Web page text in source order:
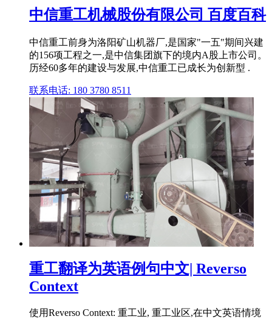
中信重工机械股份有限公司 百度百科
中信重工前身为洛阳矿山机器厂,是国家"一五"期间兴建
的156项工程之一,是中信集团旗下的境内A股上市公司。
历经60多年的建设与发展,中信重工已成长为创新型 .
联系电话: 180 3780 8511
重工翻译为英语例句中文| Reverso
Context
使用Reverso Context: 重工业, 重工业区,在中文英语情境